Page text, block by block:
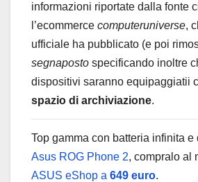
informazioni riportate dalla fonte
l’ecommerce computeruniverse,
ufficiale ha pubblicato (e poi
segnaposto specificando inoltre
dispositivi saranno equipaggiatii
spazio di archiviazione.
Top gamma con batteria infinita
Asus ROG Phone 2, compralo al
ASUS eShop a 649 euro.